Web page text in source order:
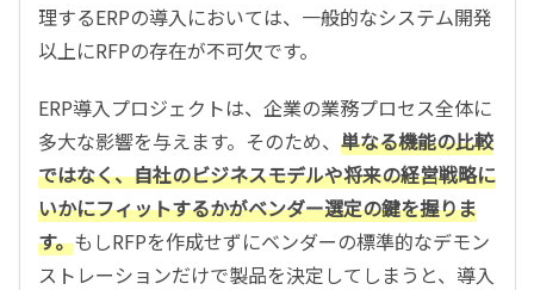
理するERPの導入においては、一般的なシステム開発
以上にRFPの存在が不可欠です。
ERP導入プロジェクトは、企業の業務プロセス全体に
多大な影響を与えます。そのため、 単なる機能の比較
ではなく、自社のビジネスモデルや将来の経営戦略に
いかにフィットするかがベンダー選定の鍵を握りま
す。もしRFPを作成せずにベンダーの標準的なデモン
ストレーションだけで製品を決定してしまうと、導入